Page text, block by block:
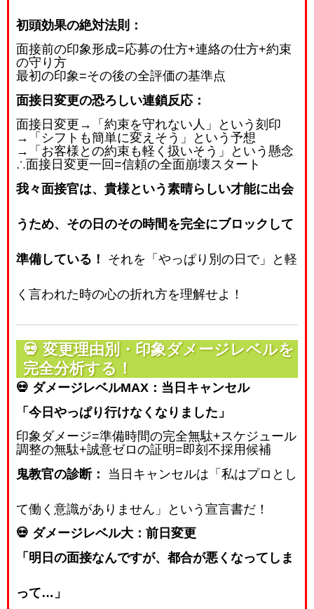
初頭効果の絶対法則：
面接前の印象形成=応募の仕方+連絡の仕方+約束
の守り方
最初の印象=その後の全評価の基準点
面接日変更の恐ろしい連鎖反応：
面接日変更 →
「約束を守れない人」という刻印
→
「シフトも簡単に変えそう」という予想
→
「お客様との約束も軽く扱いそう」という懸念
∴面接日変更一回=信頼の全面崩壊スタート
我々面接官は、貴様という素晴らしい才能に出会
うため、その日のその時間を完全にブロックして
準備している！ それを「やっぱり別の日で」と軽
く言われた時の心の折れ方を理解せよ！
💀 変更理由別・印象ダメージレベルを
完全分析する！
💀 ダメージレベルMAX：当日キャンセル
「今日やっぱり行けなくなりました」
印象ダメージ=準備時間の完全無駄+スケジュール
調整の無駄+誠意ゼロの証明=即刻不採用候補
鬼教官の診断：
当日キャンセルは「私はプロとし
て働く意識がありません」という宣言書だ！
💀 ダメージレベル大：前日変更
「明日の面接なんですが、都合が悪くなってしま
って…」